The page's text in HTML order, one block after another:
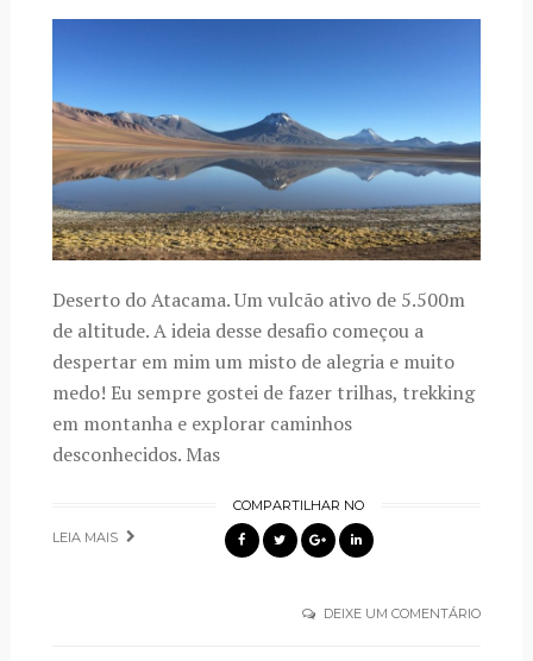
Deserto do Atacama. Um vulcão ativo de 5.500m
de altitude. A ideia desse desafio começou a
despertar em mim um misto de alegria e muito
medo! Eu sempre gostei de fazer trilhas, trekking
em montanha e explorar caminhos
desconhecidos. Mas
LEIA MAIS
COMPARTILHAR NO
DEIXE UM COMENTÁRIO